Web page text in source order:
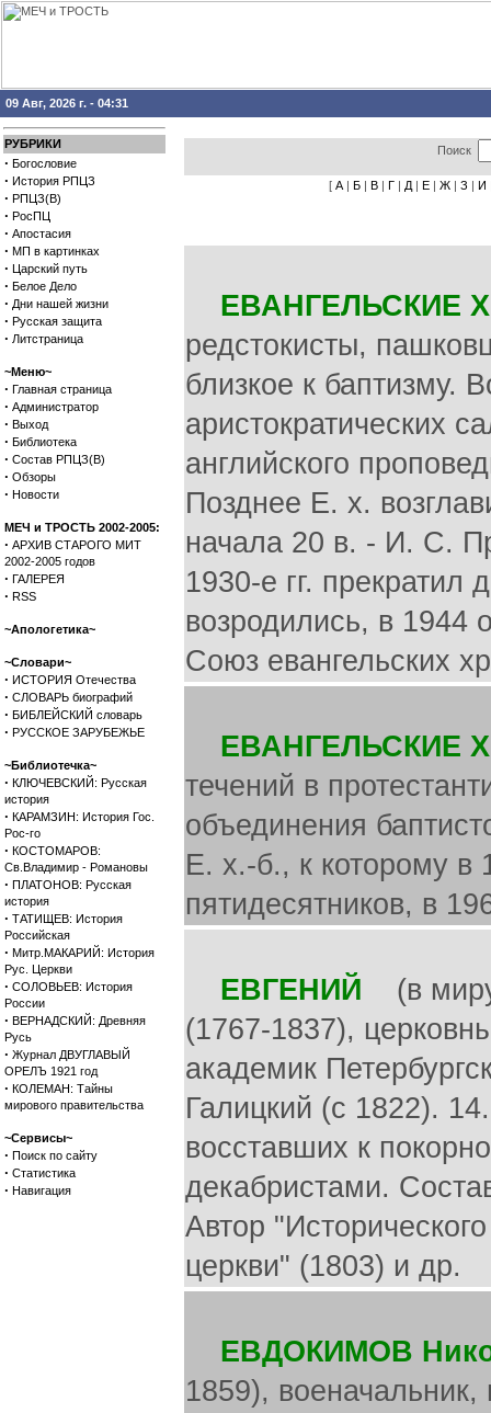
09 Авг, 2026 г. - 04:31
РУБРИКИ
· Богословие
· История РПЦЗ
· РПЦЗ(В)
· РосПЦ
· Апостасия
· МП в картинках
· Царский путь
· Белое Дело
· Дни нашей жизни
· Русская защита
· Литстраница
~Меню~
· Главная страница
· Администратор
· Выход
· Библиотека
· Состав РПЦЗ(В)
· Обзоры
· Новости
МЕЧ и ТРОСТЬ 2002-2005:
· АРХИВ СТАРОГО МИТ
2002-2005 годов
· ГАЛЕРЕЯ
· RSS
~Апологетика~
~Словари~
· ИСТОРИЯ Отечества
· СЛОВАРЬ биографий
· БИБЛЕЙСКИЙ словарь
· РУССКОЕ ЗАРУБЕЖЬЕ
~Библиотечка~
· КЛЮЧЕВСКИЙ: Русская
история
· КАРАМЗИН: История Гос.
Рос-го
· КОСТОМАРОВ:
Св.Владимир - Романовы
· ПЛАТОНОВ: Русская
история
· ТАТИЩЕВ: История
Российская
· Митр.МАКАРИЙ: История
Рус. Церкви
· СОЛОВЬЕВ: История
России
· ВЕРНАДСКИЙ: Древняя
Русь
· Журнал ДВУГЛАВЫЙ
ОРЕЛЪ 1921 год
· КОЛЕМАН: Тайны
мирового правительства
~Сервисы~
· Поиск по сайту
· Статистика
· Навигация
Поиск
[ А | Б | В | Г | Д | Е | Ж | З | И
ЕВАНГЕЛЬСКИЕ
редстокисты,
близкое к баптизму.
аристократических
английского
Позднее Е. х.
начала 20 в. - И. С.
1930-е гг. прекратил
возродились, в 1944
Союз евангельских
ЕВАНГЕЛЬСКИЕ
течений в
объединения
Е. х.-б., к которому в
пятидесятников, в
ЕВГЕНИЙ (в
(1767-1837),
академик
Галицкий (с 1822).
восставших к
декабристами.
Автор
церкви" (1803) и др.
ЕВДОКИМОВ
1859),